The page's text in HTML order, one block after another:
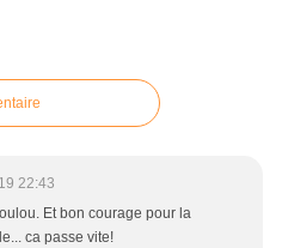
22:43
Et bon courage pour la
ca passe vite!